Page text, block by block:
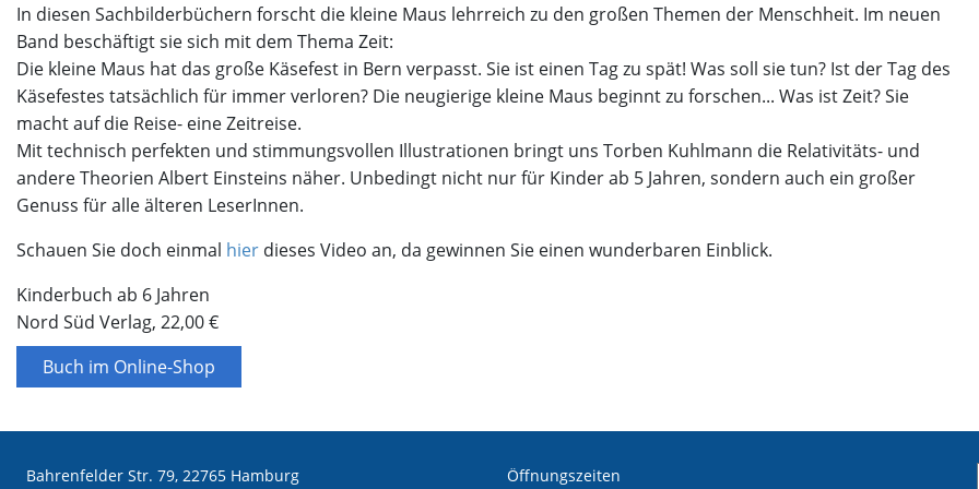
In diesen Sachbilderbüchern forscht die kleine Maus lehrreich zu den großen Themen der Menschheit. Im neuen
Band beschäftigt sie sich mit dem Thema Zeit:
Die kleine Maus hat das große Käsefest in Bern verpasst. Sie ist einen Tag zu spät! Was soll sie tun? Ist der Tag des
Käsefestes tatsächlich für immer verloren? Die neugierige kleine Maus beginnt zu forschen... Was ist Zeit? Sie
macht auf die Reise- eine Zeitreise.
Mit technisch perfekten und stimmungsvollen Illustrationen bringt uns Torben Kuhlmann die Relativitäts- und
andere Theorien Albert Einsteins näher. Unbedingt nicht nur für Kinder ab 5 Jahren, sondern auch ein großer
Genuss für alle älteren LeserInnen.
Schauen Sie doch einmal hier dieses Video an, da gewinnen Sie einen wunderbaren Einblick.
Kinderbuch ab 6 Jahren
Nord Süd Verlag, 22,00 €
Buch im Online-Shop
Bahrenfelder Str. 79, 22765 Hamburg
Öffnungszeiten